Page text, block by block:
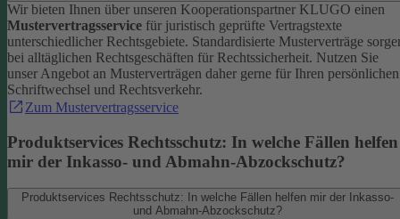
Wir bieten Ihnen über unseren Kooperationspartner KLUGO einen
Mustervertragsservice für juristisch geprüfte Vertragstexte
unterschiedlicher Rechtsgebiete. Standardisierte Musterverträge
bei alltäglichen Rechtsgeschäften für Rechtssicherheit. Nutzen Sie
unser Angebot an Musterverträgen daher gerne für Ihren persönlichen
Schriftwechsel und Rechtsverkehr.
Zum Mustervertragsservice
Produktservices Rechtsschutz: In welche Fällen helfen
mir der Inkasso- und Abmahn-Abzockschutz?
Produktservices Rechtsschutz: In welche Fällen helfen mir der Inkasso-
und Abmahn-Abzockschutz?